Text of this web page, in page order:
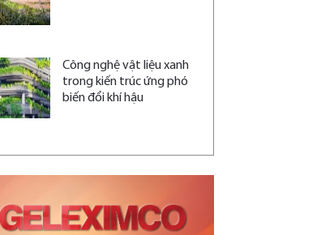
Công nghệ vật liệu xanh
trong kiến trúc ứng phó
biến đổi khí hậu